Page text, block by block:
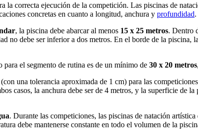
la correcta ejecución de la competición. Las piscinas de
concretas en cuanto a longitud, anchura y profundidad.
, la piscina debe abarcar al menos 15 x 25 metros. Dentro
no debe ser inferior a dos metros. En el borde de la piscina,
para el segmento de rutina es de un mínimo de 30 x 20 metros
una tolerancia aproximada de 1 cm) para las
casos, la anchura debe ser de 4 metros, y la superficie de
. Durante las competiciones, las piscinas de natación artística
debe mantenerse constante en todo el volumen de la